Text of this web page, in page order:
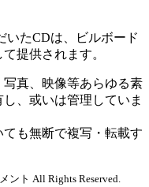
いたCDは、ビルボード
提供されます。
真、映像等あらゆる素
、或いは管理していま
も無断で複写・転載す
ント All Rights Reserved.